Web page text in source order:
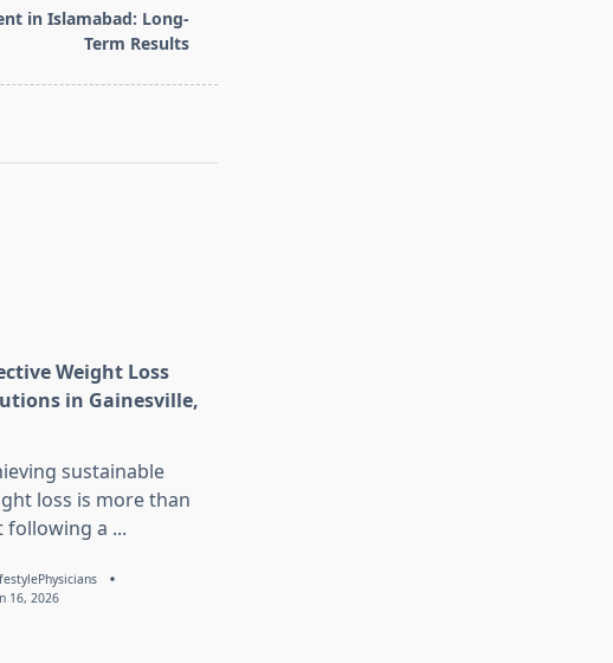
in Islamabad: Long-
Term Results
Weight Loss
in Gainesville,
sustainable
loss is more than
following a ...
16, 2026